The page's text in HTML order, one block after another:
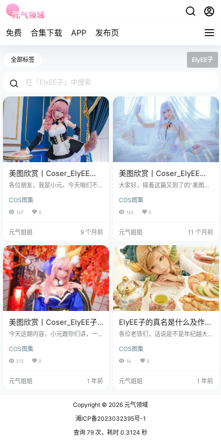
免费 合集下载 APP 发布页
全部标签 ElyEE子
美图欣赏丨Coser_ElyEE
子:NO.016-玉藻前女仆[45P-
各位朋友，我是小元。今天咱们不
图，一套很有意思的图。标题你们
也看到了：美图欣赏丨CoserElyEE
▼▼ 看到这个标题，很多人第y反应
这想法没错，但只对了一半。这年
头，出cos的人很多，拍图的人也很
多，但能把一套图拍出故事感，拍
出味道的，那就不多了…
COS图集
167 0
元气姐姐 9 个月前
美图欣赏丨Coser_ElyEE
子:NO.210-Plymouth[28P-
大家好，接着这篇又到了的“美图欣
yEE子带来的这组NO.210，主题是
“Plymouth”。 图集已更210期，持
是舰船类游戏的爱好者，或者对那
感兴趣，那你肯定会对她有所了
解。Plymouth，通常指的是一艘著
m的英国皇j海军轻巡洋舰，以其强
大的火力、优良的机…
COS图集
163 0
元气姐姐 11 个月前
美图欣赏丨Coser_ElyEE子-
玉藻前神社[42P-174MB]
今天这期内容，小元跟你们讲，一
沉寂已久的老铁心都跟着“duang du
ang”加速~ 免费套图，文章末尾获
取(收藏本站不迷路) 打开这套图之
嘛，能有多惊艳？结果，啪啪打
出来，活生生地站在你面前！这种
一位在圈内以细腻光影和故事感著
COS图集
213 0
元气姐姐 1 年前
ElyEE子的真名是什么及作品
集午茶角少女预览
各位老铁们，话说是不是年纪越大
位ElyEE子，出生于1989年8月14
日，属于狮子座，凭借那精致的五
官和水灵的大眼睛被戏称为“电眼羙
藏本站不迷路) 尽管已过三十岁，但
ElyEE子真名是什么呢？其实在圈内
大家都喜欢叫她“ElyEE子”。隐约传
言…
COS图集
1k 0
元气姐姐 1 年前
Copyright © 2026 元气领域
湘ICP备2023032395号-1
查询 79 次，耗时 0.3124 秒